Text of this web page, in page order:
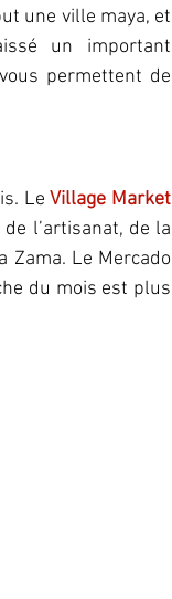
une ville maya, et
un important
permettent de
Le Village Market
l’artisanat, de la
Le Mercado
du mois est plus